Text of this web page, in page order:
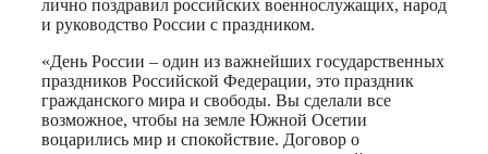
лично поздравил российских военнослужащих, народ
и руководство России с праздником.
«День России – один из важнейших государственных
праздников Российской Федерации, это праздник
гражданского мира и свободы. Вы сделали все
возможное, чтобы на земле Южной Осетии
воцарились мир и спокойствие. Договор о